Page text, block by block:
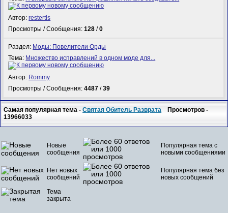
Автор:restertis
Просмотры / Сообщения:128 /0
Раздел: Моды: Повелители Орды
Тема: Множество исправлений в одном моде для...
Автор: Rommy
Просмотры / Сообщения:4487 /39
Самая популярная тема -Святая Обитель Разврата Просмотров -
13966033
Новые
сообщения
Популярная тема с
новыми сообщениями
Нет новых
сообщений
Популярная тема без
новых сообщений
Тема
закрыта